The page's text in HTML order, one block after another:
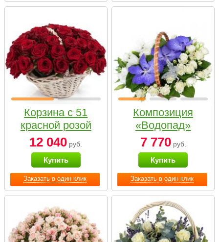
Заказать в один клик
Корзина с 51
красной розой
12 040 руб.
Купить
Заказать в один клик
Композиция
«Водопад»
7 770руб.
Купить